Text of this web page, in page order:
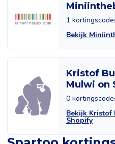
1
Bekijk
Kristof
Mulwi on
0
Bekijk Kristof
Shopify